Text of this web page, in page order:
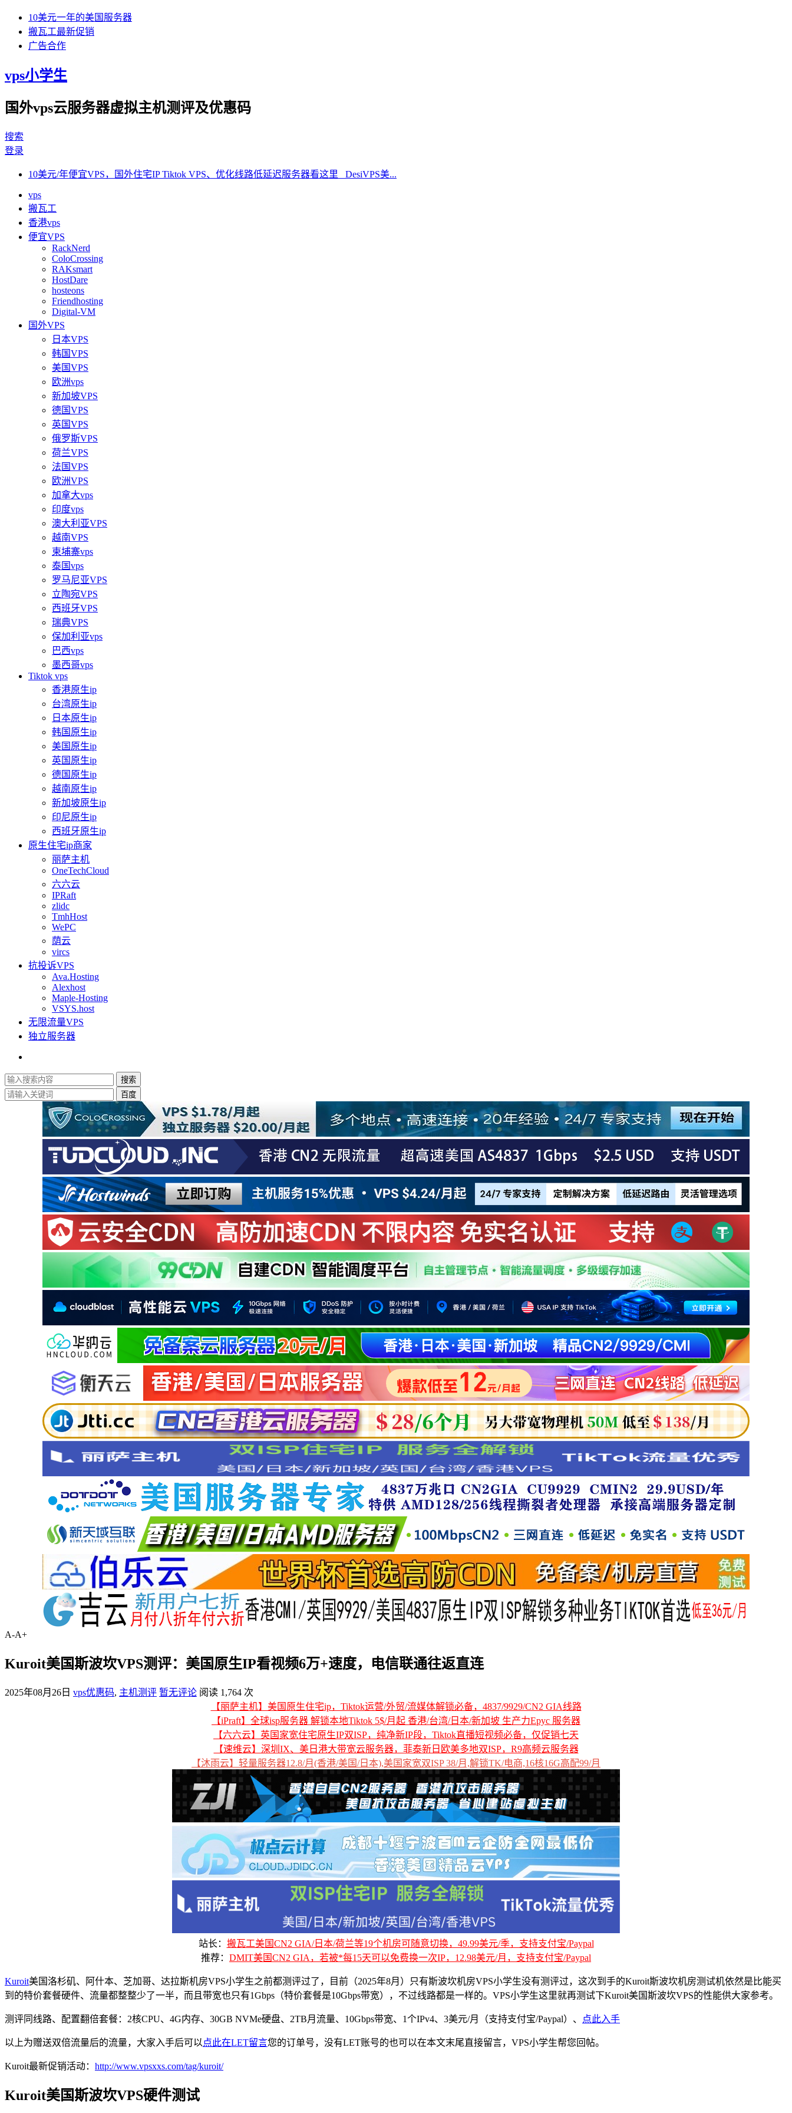
10美元一年的美国服务器
搬瓦工最新促销
广告合作
vps小学生
国外vps云服务器虚拟主机测评及优惠码
搜索
登录
10美元/年便宜VPS，国外住宅IP Tiktok VPS、优化线路低延迟服务器看这里 DesiVPS美...
vps
搬瓦工
香港vps
便宜VPS
RackNerd
ColoCrossing
RAKsmart
HostDare
hosteons
Friendhosting
Digital-VM
国外VPS
日本VPS
韩国VPS
美国VPS
欧洲vps
新加坡VPS
德国VPS
英国VPS
俄罗斯VPS
荷兰VPS
法国VPS
欧洲VPS
加拿大vps
印度vps
澳大利亚VPS
越南VPS
柬埔寨vps
泰国vps
罗马尼亚VPS
立陶宛VPS
西班牙VPS
瑞典VPS
保加利亚vps
巴西vps
墨西哥vps
Tiktok vps
香港原生ip
台湾原生ip
日本原生ip
韩国原生ip
美国原生ip
英国原生ip
德国原生ip
越南原生ip
新加坡原生ip
印尼原生ip
西班牙原生ip
原生住宅ip商家
丽萨主机
OneTechCloud
六六云
IPRaft
zlidc
TmhHost
WePC
荫云
vircs
抗投诉VPS
Ava.Hosting
Alexhost
Maple-Hosting
VSYS.host
无限流量VPS
独立服务器
A-A+
Kuroit美国斯波坎VPS测评：美国原生IP看视频6万+速度，电信联通往返直连
2025年08月26日 vps优惠码, 主机测评 暂无评论 阅读 1,764 次
【丽萨主机】美国原生住宅ip，Tiktok运营/外贸/流媒体解锁必备，4837/9929/CN2 GIA线路
【iPraft】全球isp服务器 解锁本地Tiktok 5$/月起 香港/台湾/日本/新加坡 生产力Epyc 服务器
【六六云】英国家宽住宅原生IP双ISP，纯净新IP段，Tiktok直播短视频必备，仅促销七天
【速维云】深圳IX、美日港大带宽云服务器，菲泰新日欧美多地双ISP，R9高频云服务器
【沐雨云】轻量服务器12.8/月(香港/美国/日本),美国家宽双ISP 38/月,解锁TK/电商,16核16G高配99/月
站长： 搬瓦工美国CN2 GIA/日本/荷兰等19个机房可随意切换，49.99美元/季，支持支付宝/Paypal
推荐： DMIT美国CN2 GIA，若被*每15天可以免费换一次IP，12.98美元/月，支持支付宝/Paypal
Kuroit美国洛杉矶、阿什本、芝加哥、达拉斯机房VPS小学生之前都测评过了，目前（2025年8月）只有斯波坎机房VPS小学生没有测评过，这次到手的Kuroit斯波坎机房测试机依然是比能买
到的特价套餐硬件、流量都整整少了一半，而且带宽也只有1Gbps（特价套餐是10Gbps带宽），不过线路都是一样的。VPS小学生这里就再测试下Kuroit美国斯波坎VPS的性能供大家参考。
测评同线路、配置翻倍套餐：2核CPU、4G内存、30GB NVMe硬盘、2TB月流量、10Gbps带宽、1个IPv4、3美元/月（支持支付宝/Paypal）、 点此入手
以上为赠送双倍流量后的流量，大家入手后可以点此在LET留言您的订单号，没有LET账号的也可以在本文末尾直接留言，VPS小学生帮您回帖。
Kuroit最新促销活动： http://www.vpsxxs.com/tag/kuroit/
Kuroit美国斯波坎VPS硬件测试